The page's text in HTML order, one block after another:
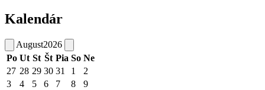
Kalendár
August2026
Po Ut St Št Pia So Ne
27 28 29 30 31 1
2
3
4 5 6 7 8
9